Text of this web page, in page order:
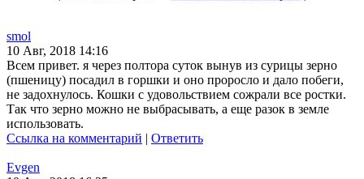
smol
10 Авг, 2018 14:16
Всем привет. я через полтора суток вынув из сурицы зерно
(пшеницу) посадил в горшки и оно проросло и дало побеги,
не задохнулось. Кошки с удовольствием сожрали все ростки.
Так что зерно можно не выбрасывать, а еще разок в земле
использовать.
Ссылка на комментарий | Ответить
Evgen